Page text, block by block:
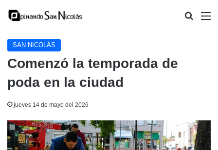
Buscar
SAN NICOLÁS
Comenzó la temporada de
poda en la ciudad
jueves 14 de mayo del 2026